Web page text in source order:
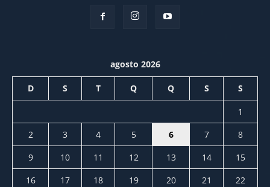
agosto 2026
D S T Q Q S S
1
2
3 4 5 6 7
8
9
10 11 12 13 14
15
16
17 18 19 20 21
22